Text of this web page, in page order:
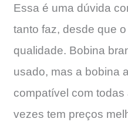
Essa é uma dúvida
tanto faz, desde que
qualidade. Bobina
usado, mas a bobina
compatível com
vezes tem preços